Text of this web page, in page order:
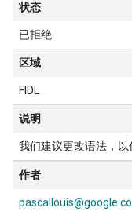
状态
已拒绝
区域
FIDL
说明
我们建议更改语法，以
作者